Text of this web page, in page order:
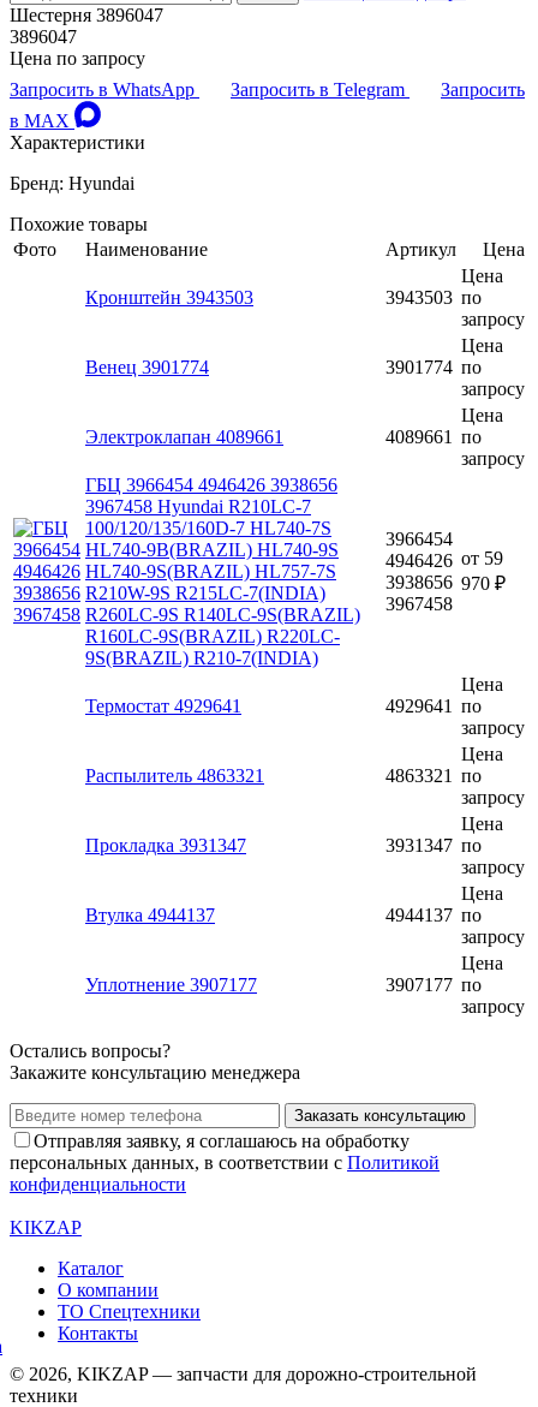
Шестерня 3896047
3896047
Цена по запросу
Запросить в WhatsApp
Запросить в Telegram
Запросить
в MAX
Характеристики
Бренд: Hyundai
Похожие товары
Фото
Наименование Артикул Цена
Кронштейн 3943503 3943503
Цена
по
запросу
Венец 3901774 3901774
Цена
по
запросу
Электроклапан 4089661 4089661
Цена
по
запросу
ГБЦ 3966454 4946426 3938656
3967458 Hyundai R210LC-7
100/120/135/160D-7 HL740-7S
HL740-9B(BRAZIL) HL740-9S
HL740-9S(BRAZIL) HL757-7S
R210W-9S R215LC-7(INDIA)
R260LC-9S R140LC-9S(BRAZIL)
R160LC-9S(BRAZIL) R220LC-
9S(BRAZIL) R210-7(INDIA)
3966454
4946426
3938656
3967458
от 59
970 ₽
Термостат 4929641 4929641
Цена
по
запросу
Распылитель 4863321 4863321
Цена
по
запросу
Прокладка 3931347 3931347
Цена
по
запросу
Втулка 4944137 4944137
Цена
по
запросу
Уплотнение 3907177 3907177
Цена
по
запросу
Остались вопросы?
Закажите консультацию менеджера
Заказать консультацию
Отправляя заявку, я соглашаюсь на обработку
персональных данных, в соответствии с Политикой
конфиденциальности
KIKZAP
Каталог
О компании
ТО Спецтехники
Контакты
© 2026, KIKZAP — запчасти для дорожно-строительной
техники